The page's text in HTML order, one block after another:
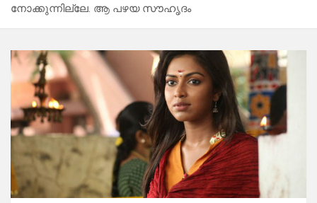
നോക്കുന്നില്ലേ. ആ പഴയ സൗഹൃദം